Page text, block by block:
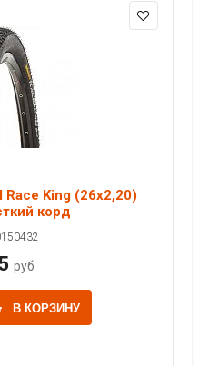
King (26x2,20)
корд
руб
В КОРЗИНУ